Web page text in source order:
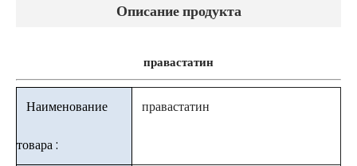
Описание продукта
правастатин
Наименование
товара :
правастатин